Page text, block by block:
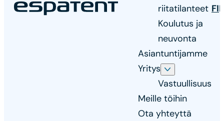
Espatent
riitatilanteet
Koulutus ja
neuvonta
Asiantuntijamme
Yritys
Vastuullisuus
Meille töihin
Ota yhteyttä
FI